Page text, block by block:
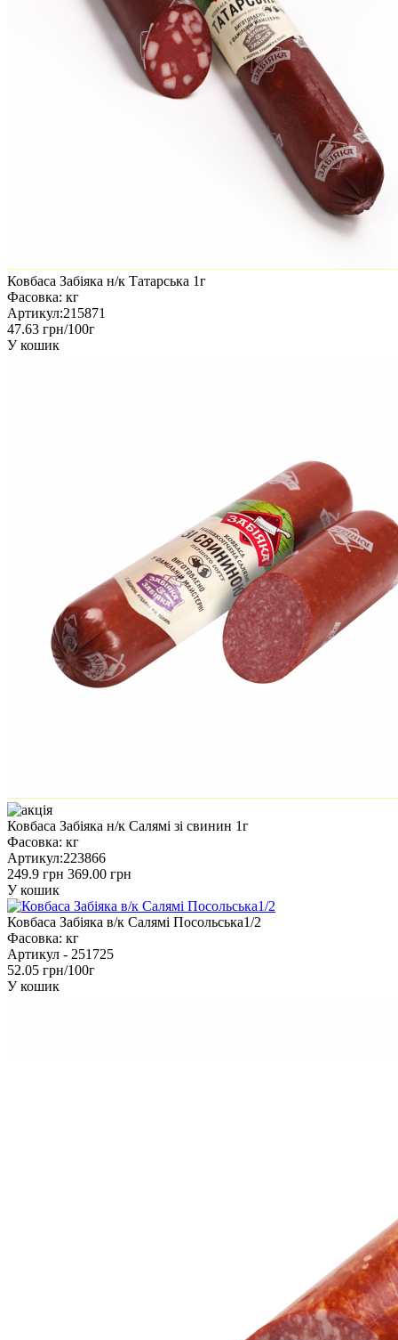
Ковбаса Забіяка н/к Татарська 1г
Фасовка: кг
Артикул:215871
47.63 грн/100г
У кошик
Ковбаса Забіяка н/к Салямі зі свинин 1г
Фасовка: кг
Артикул:223866
249.9 грн 369.00 грн
У кошик
Ковбаса Забіяка в/к Салямі Посольська1/2
Фасовка: кг
Артикул - 251725
52.05 грн/100г
У кошик